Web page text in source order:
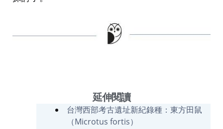
延伸閱讀
台灣西部考古遺址新紀錄種：東方田鼠
（Microtus fortis）